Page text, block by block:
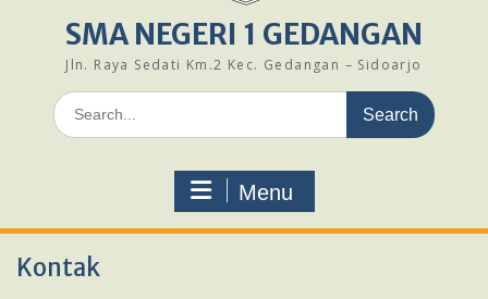
SMA NEGERI 1 GEDANGAN
Jln. Raya Sedati Km.2 Kec. Gedangan – Sidoarjo
Search
for:
Menu
Kontak